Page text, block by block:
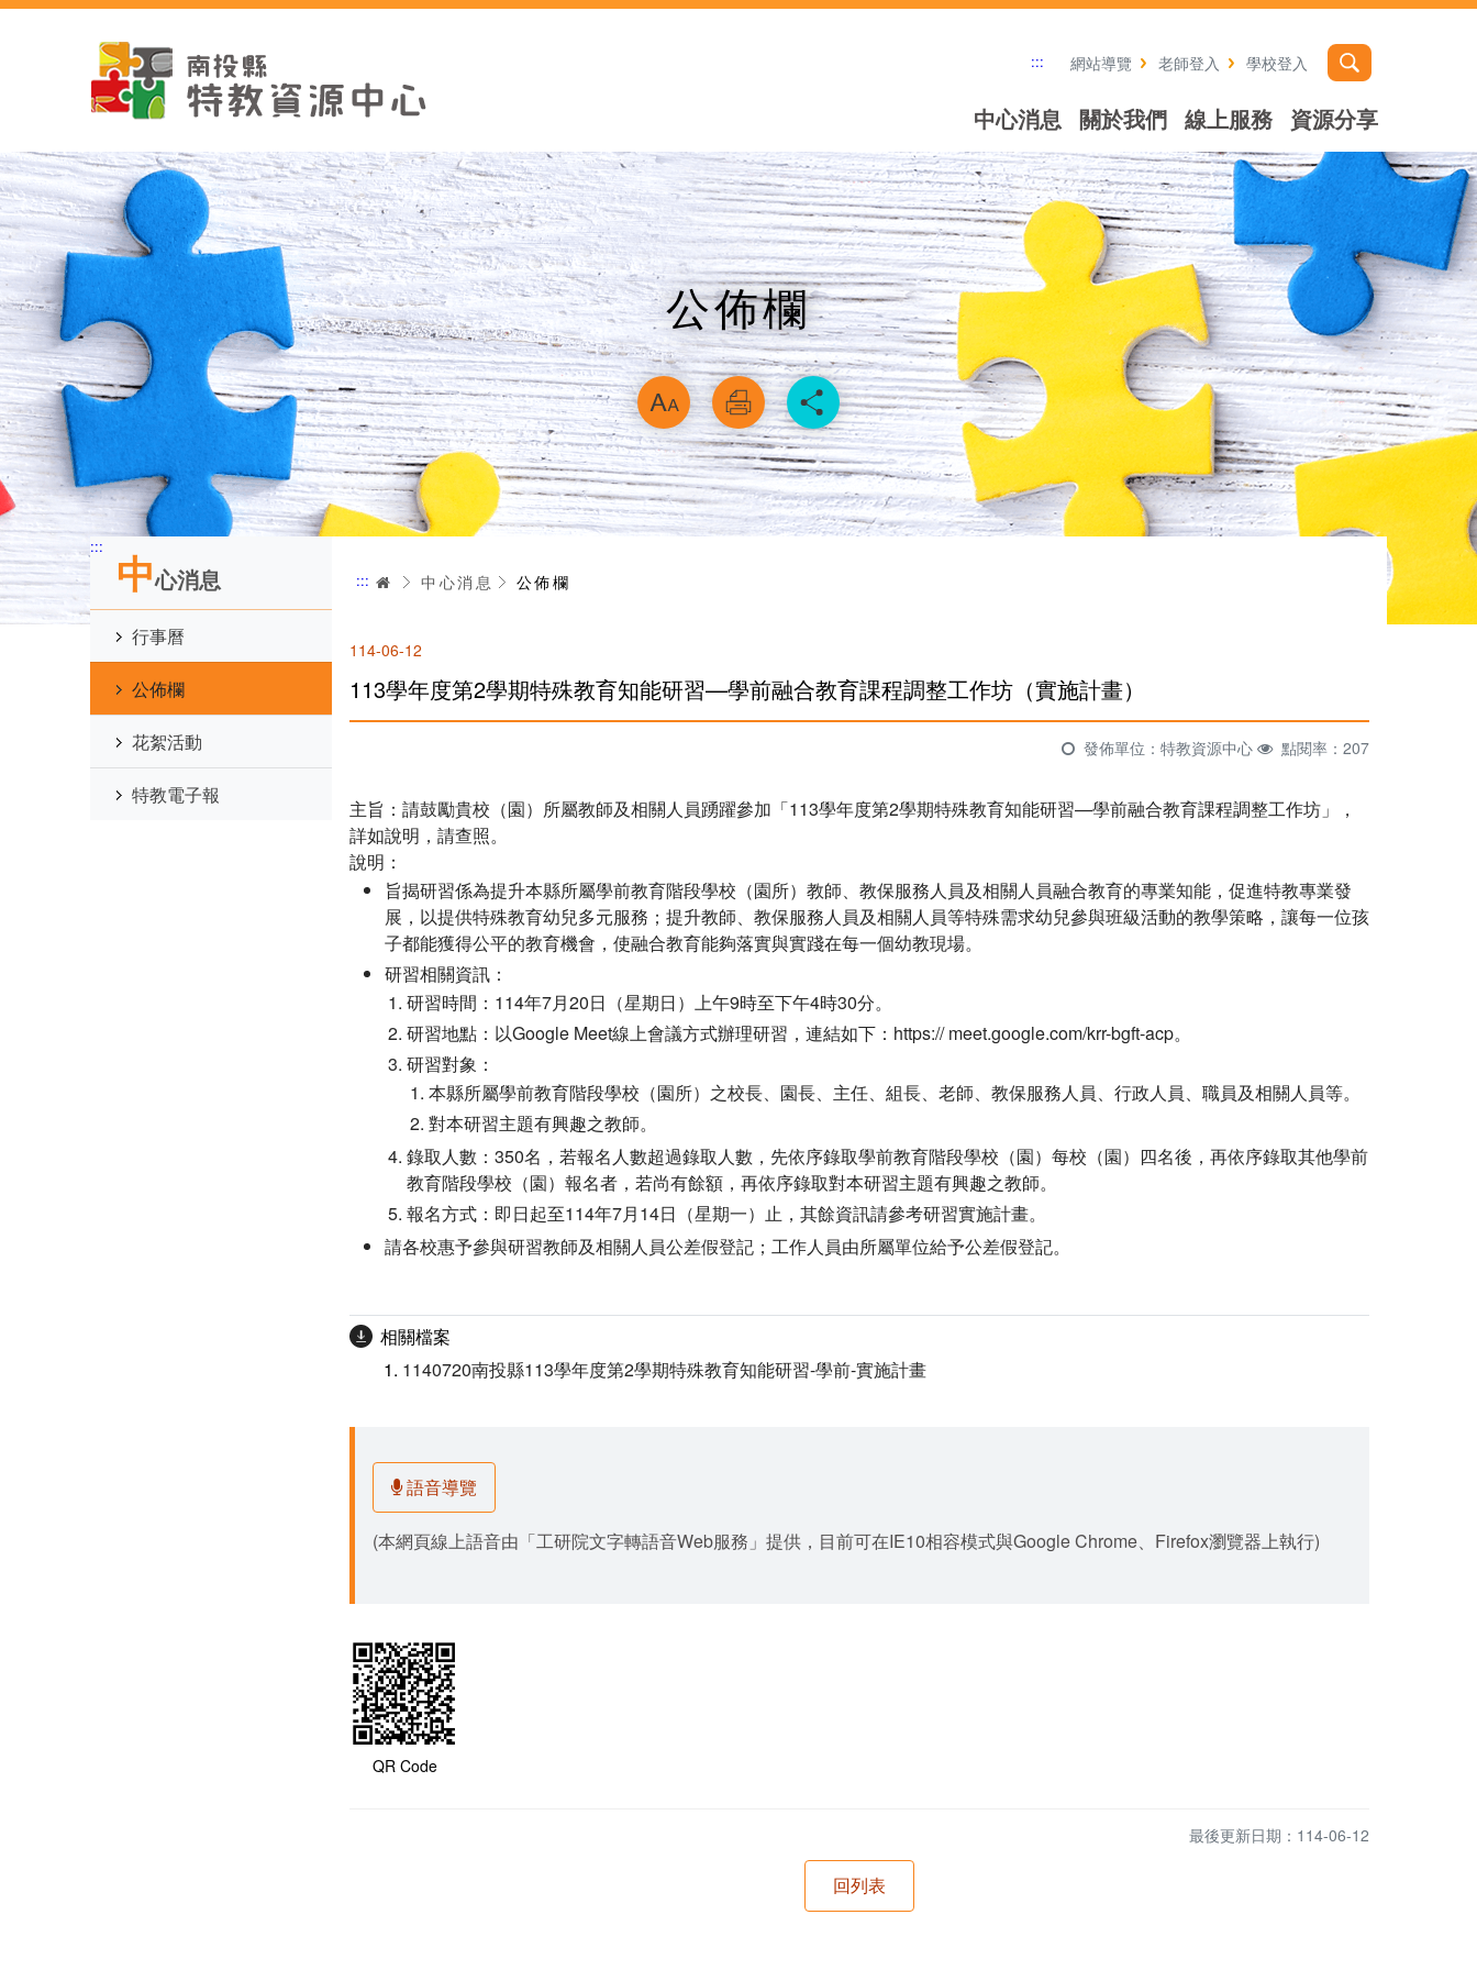
跳
::: 網站導覽 老師登入 學校登入
中心消息 關於我們 線上服務 資源分享
公佈欄
略過字型切換，社群分享工具列
中心消息
:::
行事曆
公佈欄
花絮活動
特教電子報
::: 首頁中心消息 公佈欄
114-06-12
113學年度第2學期特殊教育知能研習—學前融合教育課程調整工作坊（實施計畫）
發佈單位：特教資源中心 點閱率：207
主旨：請鼓勵貴校（園）所屬教師及相關人員踴躍參加「113學年度第2學期特殊教育知能研習—學前融合教育課程調整工作坊」，
詳如說明，請查照。
說明：
旨揭研習係為提升本縣所屬學前教育階段學校（園所）教師、教保服務人員及相關人員融合教育的專業知能，促進特教專業發
展，以提供特殊教育幼兒多元服務；提升教師、教保服務人員及相關人員等特殊需求幼兒參與班級活動的教學策略，讓每一位孩
子都能獲得公平的教育機會，使融合教育能夠落實與實踐在每一個幼教現場。
研習相關資訊：
研習時間：114年7月20日（星期日）上午9時至下午4時30分。
研習地點：以Google Meet線上會議方式辦理研習，連結如下：https:// meet.google.com/krr-bgft-acp。
研習對象：
本縣所屬學前教育階段學校（園所）之校長、園長、主任、組長、老師、教保服務人員、行政人員、職員及相關人員等。
對本研習主題有興趣之教師。
錄取人數：350名，若報名人數超過錄取人數，先依序錄取學前教育階段學校（園）每校（園）四名後，再依序錄取其他學前
教育階段學校（園）報名者，若尚有餘額，再依序錄取對本研習主題有興趣之教師。
報名方式：即日起至114年7月14日（星期一）止，其餘資訊請參考研習實施計畫。
請各校惠予參與研習教師及相關人員公差假登記；工作人員由所屬單位給予公差假登記。
相關檔案
1140720南投縣113學年度第2學期特殊教育知能研習-學前-實施計畫
語音導覽
(本網頁線上語音由「工研院文字轉語音Web服務」提供，目前可在IE10相容模式與Google Chrome、Firefox瀏覽器上執行)
QR Code
最後更新日期：114-06-12